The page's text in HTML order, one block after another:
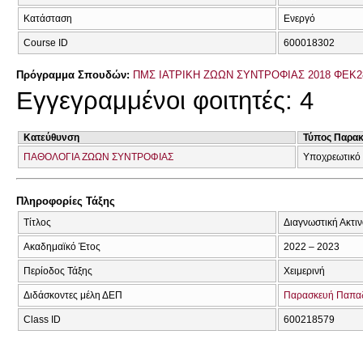
Κατάσταση Ενεργό
Course ID 600018302
Πρόγραμμα Σπουδών: ΠΜΣ ΙΑΤΡΙΚΗ ΖΩΩΝ ΣΥΝΤΡΟΦΙΑΣ 2018
Εγγεγραμμένοι φοιτητές: 4
Κατεύθυνση
Τύπος
ΠΑΘΟΛΟΓΙΑ ΖΩΩΝ ΣΥΝΤΡΟΦΙΑΣ
Υποχρεωτικό
Πληροφορίες Τάξης
Τίτλος Διαγνωστική
Ακαδημαϊκό Έτος 2022 – 2023
Περίοδος Τάξης Χειμερινή
Διδάσκοντες μέλη ΔΕΠ Παρασκευή
Class ID 600218579